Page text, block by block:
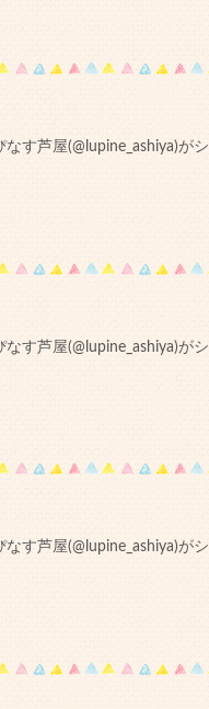
す芦屋(@lupine_ashiya)がシ
す芦屋(@lupine_ashiya)がシ
す芦屋(@lupine_ashiya)がシ